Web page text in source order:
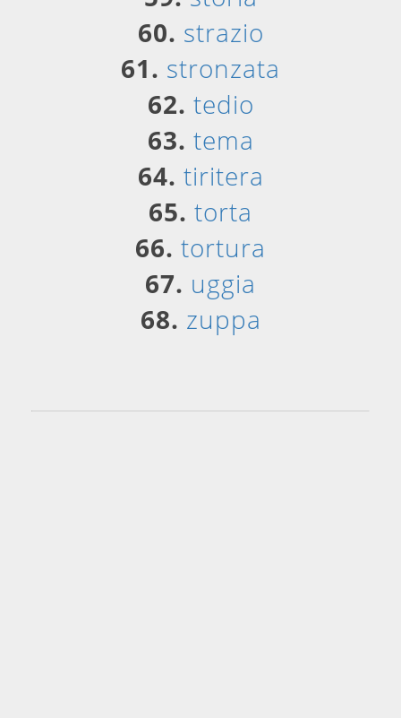
60. strazio
61. stronzata
62. tedio
63. tema
64. tiritera
65. torta
66. tortura
67. uggia
68. zuppa